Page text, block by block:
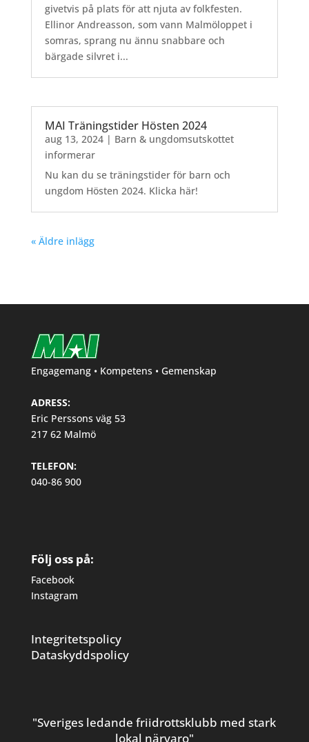
givetvis på plats för att njuta av folkfesten.
Ellinor Andreasson, som vann Malmöloppet i
somras, sprang nu ännu snabbare och
bärgade silvret i...
MAI Träningstider Hösten 2024
aug 13, 2024| Barn & ungdomsutskottet
informerar
Nu kan du se träningstider för barn och
ungdom Hösten 2024. Klicka här!
« Äldre inlägg
Engagemang • Kompetens • Gemenskap
ADRESS:
Eric Perssons väg 53
217 62 Malmö
TELEFON:
040-86 900
Följ oss på:
Facebook
Instagram
Integritetspolicy
Dataskyddspolicy
"Sveriges ledande friidrottsklubb med stark
lokal närvaro"